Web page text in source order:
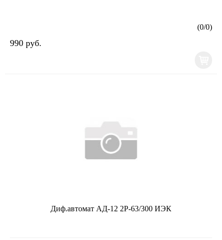
(0/0)
990 руб.
Диф.автомат АД-12 2Р-63/300 ИЭК